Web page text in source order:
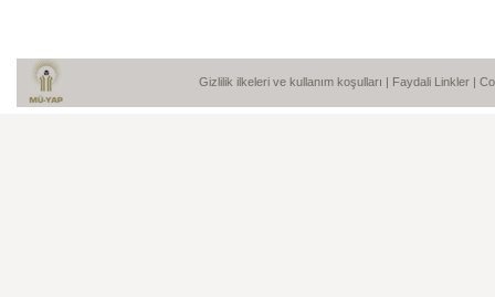
Gizlilik ilkeleri ve kullanım koşulları | Faydali Linkler |